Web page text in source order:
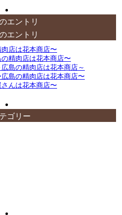
エントリ
エントリ
店は花本商店〜
精肉店は花本商店〜
島の精肉店は花本商店～
島の精肉店は花本商店〜
んは花本商店〜
ゴリー